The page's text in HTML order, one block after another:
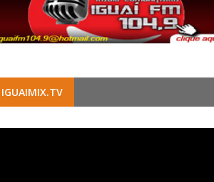
IGUAIMIX.TV